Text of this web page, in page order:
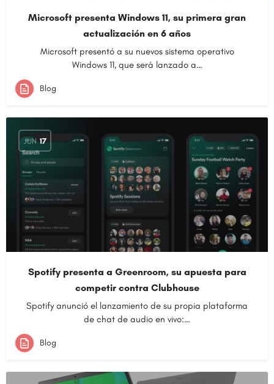
Microsoft presenta Windows 11, su primera gran
actualización en 6 años
Microsoft presentó a su nuevos sistema operativo
Windows 11, que será lanzado a…
Blog
JUN 17
Spotify presenta a Greenroom, su apuesta para
competir contra Clubhouse
Spotify anunció el lanzamiento de su propia plataforma
de chat de audio en vivo:…
Blog